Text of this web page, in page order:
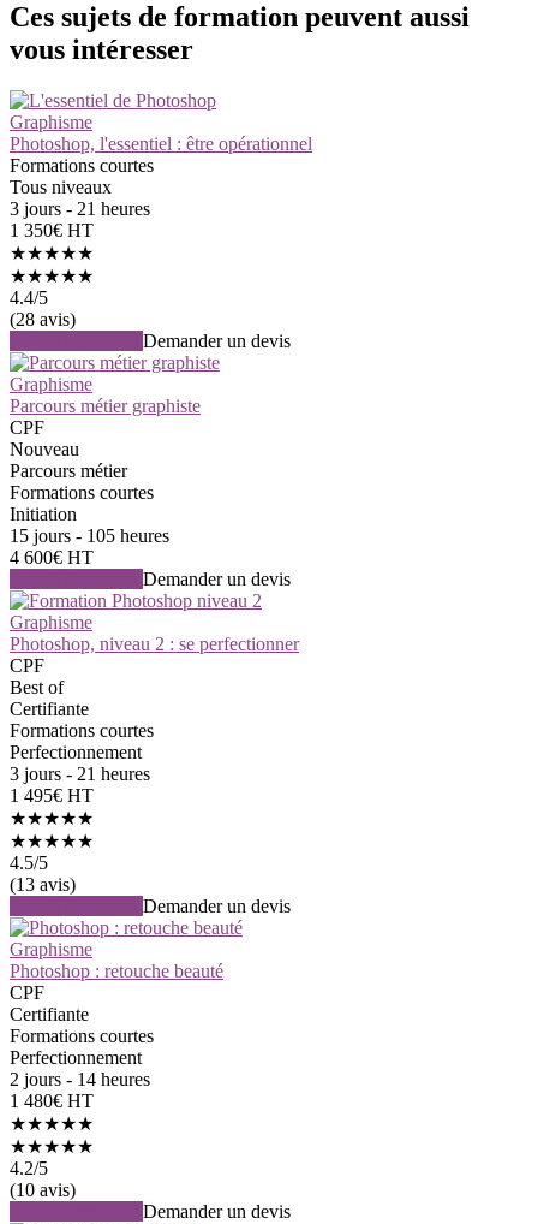
Ces sujets de formation peuvent aussi
vous intéresser
Graphisme
Photoshop, l'essentiel : être opérationnel
Formations courtes
Tous niveaux
3 jours - 21 heures
1 350€ HT
★★★★★
★★★★★
4.4/5
(28 avis)
Demander un devis
Graphisme
Parcours métier graphiste
CPF
Nouveau
Parcours métier
Formations courtes
Initiation
15 jours - 105 heures
4 600€ HT
Demander un devis
Graphisme
Photoshop, niveau 2 : se perfectionner
CPF
Best of
Certifiante
Formations courtes
Perfectionnement
3 jours - 21 heures
1 495€ HT
★★★★★
★★★★★
4.5/5
(13 avis)
Demander un devis
Graphisme
Photoshop : retouche beauté
CPF
Certifiante
Formations courtes
Perfectionnement
2 jours - 14 heures
1 480€ HT
★★★★★
★★★★★
4.2/5
(10 avis)
Demander un devis